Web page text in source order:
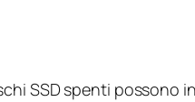
SSD spenti possono